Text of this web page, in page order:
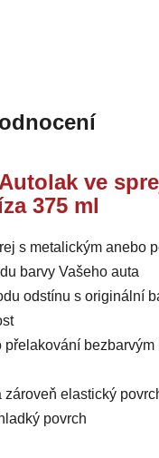
ve
375 ml
s metalickým anebo
barvy Vašeho auta
odstínu s originální
bezbarvým
zároveň elastický
povrch